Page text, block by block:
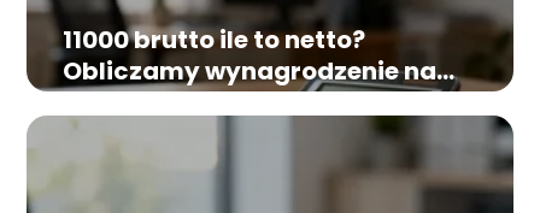
11000 brutto ile to netto?
Obliczamy wynagrodzenie na
rękę